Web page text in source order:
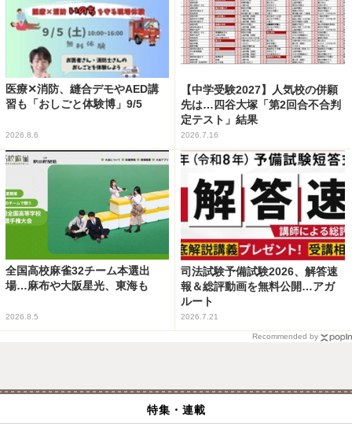
医療✕消防、縫合デモやAED講
習も「おしごと体験博」9/5
2026.8.6
【中学受験2027】人気校の併願
先は…四谷大塚「第2回合不合判
定テスト」結果
2026.7.16
全国高校麻雀32チーム本選出
場…麻布や大阪星光、東海も
2026.8.5
司法試験予備試験2026、解答速
報＆総評動画を無料公開…アガ
ルート
2026.7.21
Recommended by
特集・連載